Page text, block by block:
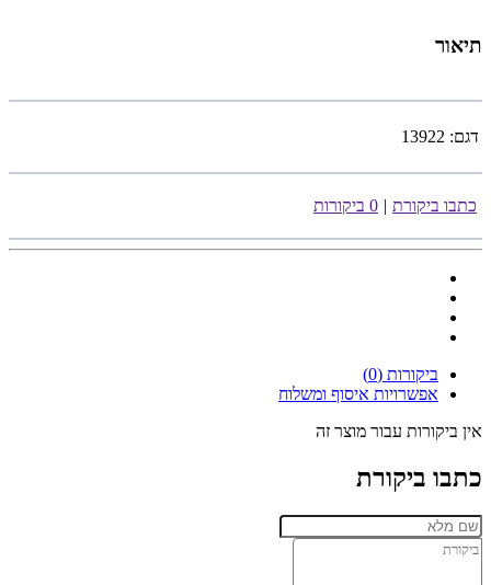
תיאור
דגם: 13922
כתבו ביקורת | 0 ביקורות
ביקורות (0)
אפשרויות איסוף ומשלוח
אין ביקורות עבור מוצר זה
כתבו ביקורת